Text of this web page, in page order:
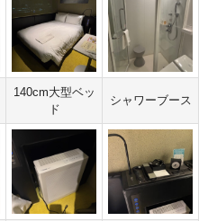
140cm大型ベッ
ド
シャワーブース